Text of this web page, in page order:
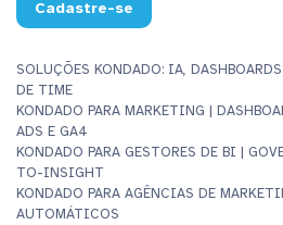
Cadastre-se
SOLUÇÕES KONDADO: IA,
DE TIME
KONDADO PARA MARKETING |
ADS E GA4
KONDADO PARA GESTORES DE BI |
TO-INSIGHT
KONDADO PARA AGÊNCIAS DE
AUTOMÁTICOS